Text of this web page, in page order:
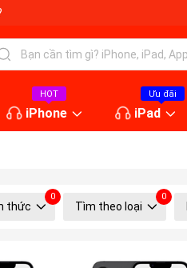
HOT
iPhone
Ưu đãi
iPad
thức
0
Tìm theo loại
0